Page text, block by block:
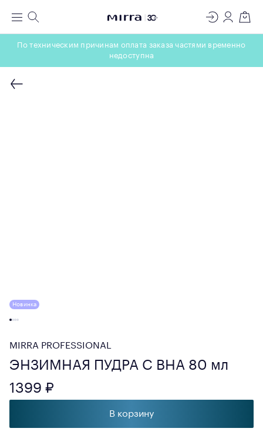
Меню Поиск
ЛАБОРАТОРИЯ
МОЛЕКУЛЯРНОЙ КОСМЕТОЛОГИИ
Регистрация
Вход
По техническим причинам оплата заказа частями временно
недоступна
Новинка
MIRRA PROFESSIONAL
ЭНЗИМНАЯ ПУДРА С ВНА 80 мл
1399 ₽
В корзину